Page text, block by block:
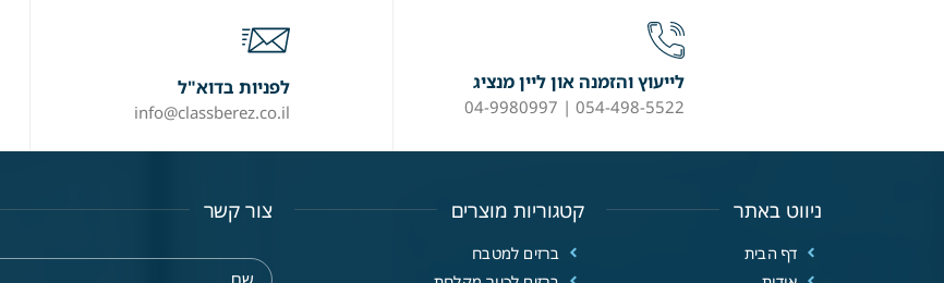
לייעוץ והזמנה און ליין מנציג
054-498-5522 | 04-9980997
לפניות בדוא"ל
info@classberez.co.il
ניווט באתר
דף הבית
קטגוריות מוצרים
ברזים למטבח
צור קשר